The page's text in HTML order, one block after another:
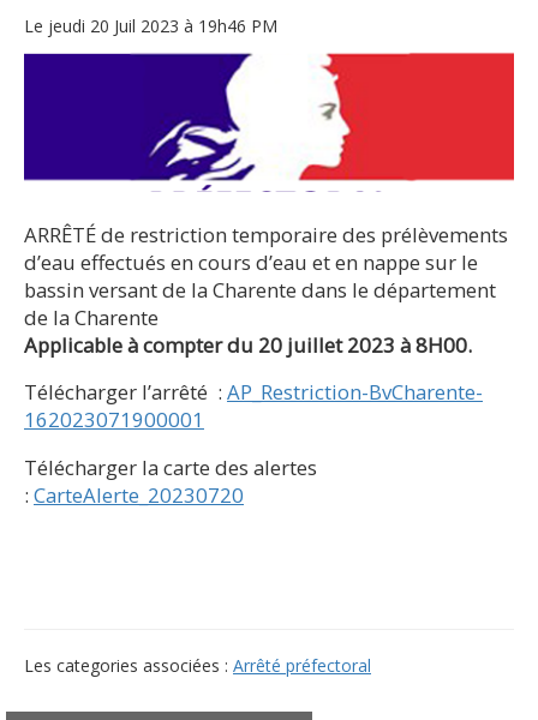
Le jeudi 20 Juil 2023 à 19h46 PM
ARRÊTÉ de restriction temporaire des prélèvements
d’eau effectués en cours d’eau et en nappe sur le
bassin versant de la Charente dans le département
de la Charente
Applicable à compter du 20 juillet 2023 à 8H00.
Télécharger l’arrêté : AP_Restriction-BvCharente-
162023071900001
Télécharger la carte des alertes
: CarteAlerte_20230720
Les categories associées : Arrêté préfectoral